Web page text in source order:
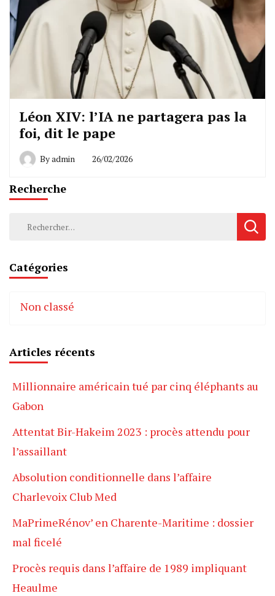
Léon XIV: l’IA ne partagera pas la
foi, dit le pape
Byadmin 26/02/2026
Recherche
Rechercher :
Catégories
Non classé
Articles récents
Millionnaire américain tué par cinq éléphants au
Gabon
Attentat Bir-Hakeim 2023 : procès attendu pour
l’assaillant
Absolution conditionnelle dans l’affaire
Charlevoix Club Med
MaPrimeRénov’ en Charente-Maritime : dossier
mal ficelé
Procès requis dans l’affaire de 1989 impliquant
Heaulme